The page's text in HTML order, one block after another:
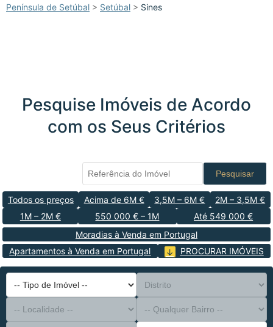
Península de Setúbal > Setúbal > Sines
Pesquise Imóveis de Acordo
com os Seus Critérios
Pesquisar
Todos os preços Acima de 6M € 3,5M – 6M €
2M – 3,5M €
1M – 2M €
550 000 € – 1M
Até 549 000 €
Moradias à Venda em Portugal
Apartamentos à Venda em Portugal
PROCURAR IMÓVEIS
-- Tipo de Imóvel --
Distrito
-- Localidade --
-- Qualquer Bairro --
-- Qualquer Número --
Ordenar Por